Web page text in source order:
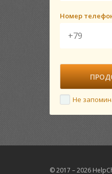
Номер
Не
© 2017 – 2026